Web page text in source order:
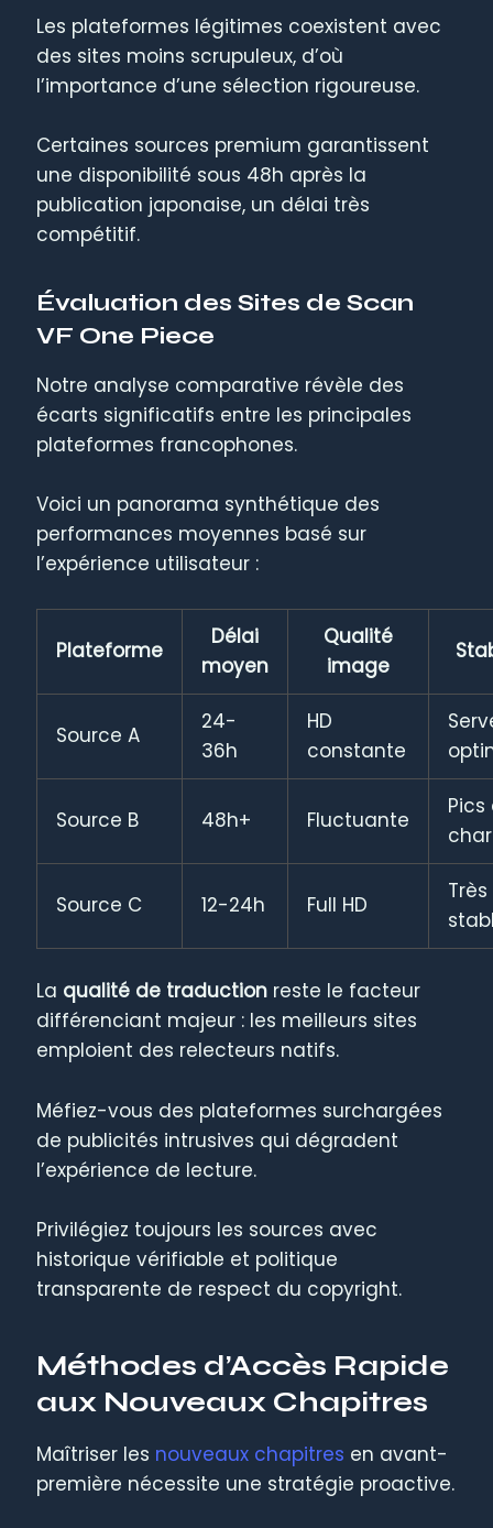
Les plateformes légitimes coexistent avec
des sites moins scrupuleux, d’où
l’importance d’une sélection rigoureuse.
Certaines sources premium garantissent
une disponibilité sous 48h après la
publication japonaise, un délai très
compétitif.
Évaluation des Sites de Scan
VF One Piece
Notre analyse comparative révèle des
écarts significatifs entre les principales
plateformes francophones.
Voici un panorama synthétique des
performances moyennes basé sur
l’expérience utilisateur :
Plateforme
Délai
moyen
Qualité
image
Source A
24-
36h
HD
constante
Source B 48h+ Fluctuante
Pics
Source C 12-24h Full HD
Très
La qualité de traduction reste le facteur
différenciant majeur : les meilleurs sites
emploient des relecteurs natifs.
Méfiez-vous des plateformes surchargées
de publicités intrusives qui dégradent
l’expérience de lecture.
Privilégiez toujours les sources avec
historique vérifiable et politique
transparente de respect du copyright.
Méthodes d’Accès Rapide
aux Nouveaux Chapitres
Maîtriser les nouveaux chapitres en avant-
première nécessite une stratégie proactive.